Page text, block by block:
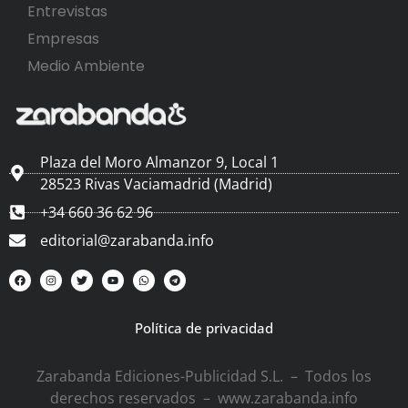
Entrevistas
Empresas
Medio Ambiente
Plaza del Moro Almanzor 9, Local 1
28523 Rivas Vaciamadrid (Madrid)
+34 660 36 62 96
editorial@zarabanda.info
Política de privacidad
Zarabanda Ediciones-Publicidad S.L. – Todos los
derechos reservados – www.zarabanda.info